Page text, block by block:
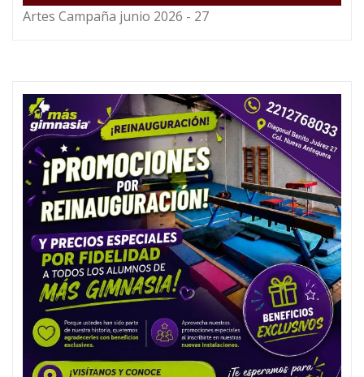
Artes Campaña junio 2026 - 27